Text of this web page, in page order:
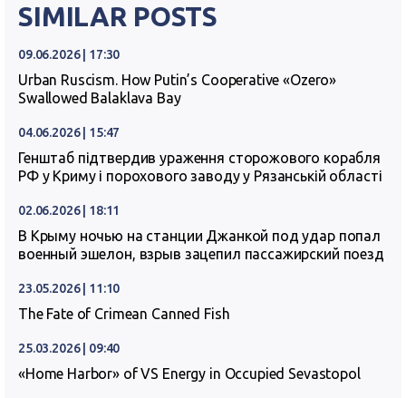
SIMILAR POSTS
09.06.2026 | 17:30
Urban Ruscism. How Putin’s Cooperative «Ozero»
Swallowed Balaklava Bay
04.06.2026 | 15:47
Генштаб підтвердив ураження сторожового корабля
РФ у Криму і порохового заводу у Рязанській області
02.06.2026 | 18:11
В Крыму ночью на станции Джанкой под удар попал
военный эшелон, взрыв зацепил пассажирский поезд
23.05.2026 | 11:10
The Fate of Crimean Canned Fish
25.03.2026 | 09:40
«Home Harbor» of VS Energy in Occupied Sevastopol